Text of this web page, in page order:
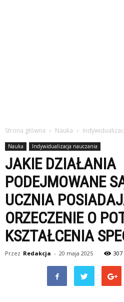
Strona główna Nauka
Nauka Indywidualizacja nauczania
JAKIE DZIAŁANIA
PODEJMOWANE
UCZNIA
ORZECZENIE O
KSZTAŁCENIA
Przez Redakcja - 20 maja 2025 307